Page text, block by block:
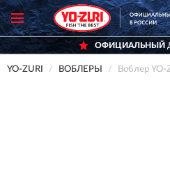
ОФИЦИАЛЬНЫЙ
YO-ZURI ВОБЛЕРЫ Воблер YO-